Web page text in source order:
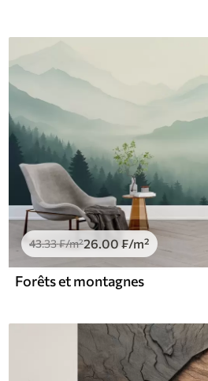
43.33₣/m²26 .00 ₣/m²
Forêts et montagnes